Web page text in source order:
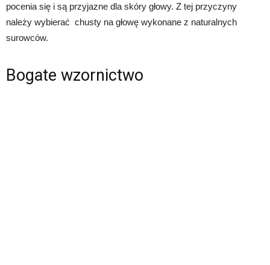
pocenia się i są przyjazne dla skóry głowy. Z tej przyczyny
należy wybierać chusty na głowę wykonane z naturalnych
surowców.
Bogate wzornictwo